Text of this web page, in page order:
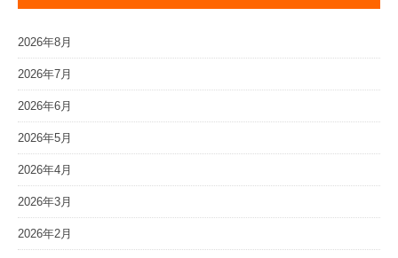
2026年8月
2026年7月
2026年6月
2026年5月
2026年4月
2026年3月
2026年2月